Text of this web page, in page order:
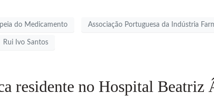
do Medicamento Associação Portuguesa da Indústria
Rui Ivo Santos
residente no Hospital Beatriz